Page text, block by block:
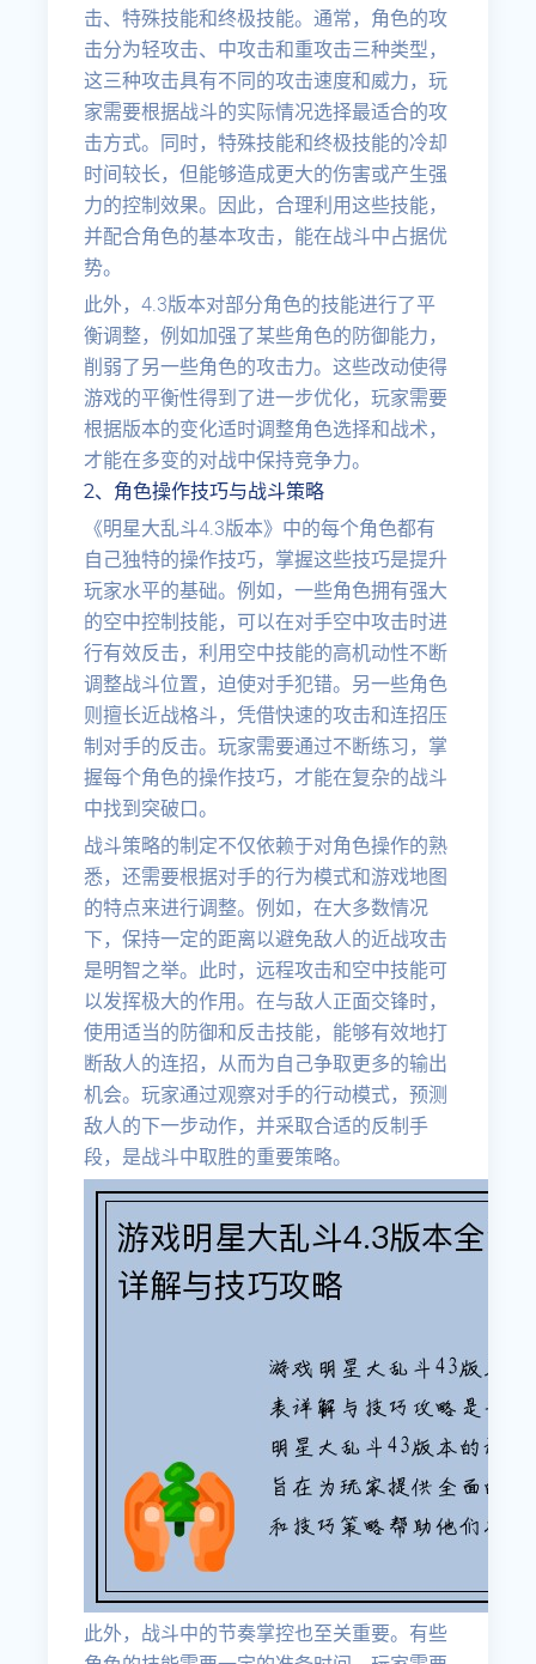
击、特殊技能和终极技能。通常，角色的攻
击分为轻攻击、中攻击和重攻击三种类型，
这三种攻击具有不同的攻击速度和威力，玩
家需要根据战斗的实际情况选择最适合的攻
击方式。同时，特殊技能和终极技能的冷却
时间较长，但能够造成更大的伤害或产生强
力的控制效果。因此，合理利用这些技能，
并配合角色的基本攻击，能在战斗中占据优
势。
此外，4.3版本对部分角色的技能进行了平
衡调整，例如加强了某些角色的防御能力，
削弱了另一些角色的攻击力。这些改动使得
游戏的平衡性得到了进一步优化，玩家需要
根据版本的变化适时调整角色选择和战术，
才能在多变的对战中保持竞争力。
2、角色操作技巧与战斗策略
《明星大乱斗4.3版本》中的每个角色都有
自己独特的操作技巧，掌握这些技巧是提升
玩家水平的基础。例如，一些角色拥有强大
的空中控制技能，可以在对手空中攻击时进
行有效反击，利用空中技能的高机动性不断
调整战斗位置，迫使对手犯错。另一些角色
则擅长近战格斗，凭借快速的攻击和连招压
制对手的反击。玩家需要通过不断练习，掌
握每个角色的操作技巧，才能在复杂的战斗
中找到突破口。
战斗策略的制定不仅依赖于对角色操作的熟
悉，还需要根据对手的行为模式和游戏地图
的特点来进行调整。例如，在大多数情况
下，保持一定的距离以避免敌人的近战攻击
是明智之举。此时，远程攻击和空中技能可
以发挥极大的作用。在与敌人正面交锋时，
使用适当的防御和反击技能，能够有效地打
断敌人的连招，从而为自己争取更多的输出
机会。玩家通过观察对手的行动模式，预测
敌人的下一步动作，并采取合适的反制手
段，是战斗中取胜的重要策略。
此外，战斗中的节奏掌控也至关重要。有些